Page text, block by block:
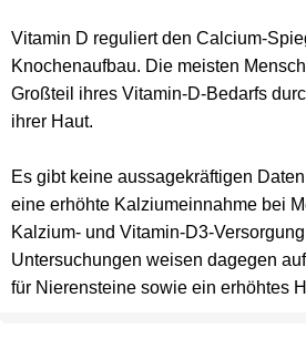
Vitamin D reguliert den Calcium-
Knochenaufbau. Die meisten
Großteil ihres Vitamin-D-Bedarfs
ihrer Haut.
Es gibt keine aussagekräftigen
eine erhöhte Kalziumeinnahme bei
Kalzium- und Vitamin-D3-
Untersuchungen weisen dagegen
für Nierensteine sowie ein erhöhtes